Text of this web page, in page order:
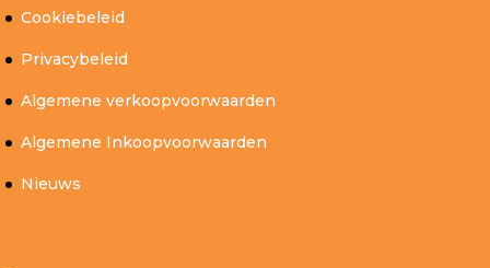
Cookiebeleid
Privacybeleid
Algemene verkoopvoorwaarden
Algemene Inkoopvoorwaarden
Nieuws